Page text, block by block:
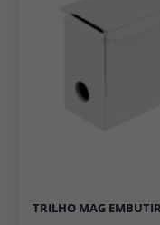
TRILHO MAG